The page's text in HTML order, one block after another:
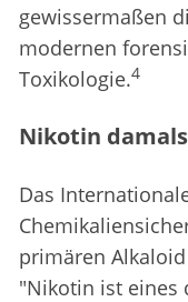
gewissermaßen
modernen
Toxikologie.4
Nikotin
Das
primären
"Nikotin ist eines